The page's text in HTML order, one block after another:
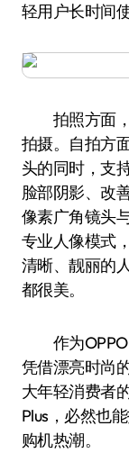
轻用户长时间
拍照方面，
拍摄。自拍方
头的同时，支
脸部阴影、改
像素广角镜头
专业人像模式
清晰、靓丽的
都很美。
作为OPPO
凭借漂亮时尚
大年轻消费者
Plus，必然也
购机热潮。